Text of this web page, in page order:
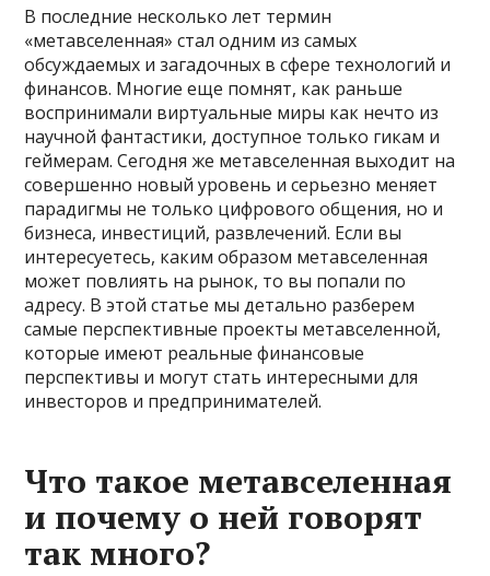
В последние несколько лет термин
«метавселенная» стал одним из самых
обсуждаемых и загадочных в сфере технологий и
финансов. Многие еще помнят, как раньше
воспринимали виртуальные миры как нечто из
научной фантастики, доступное только гикам и
геймерам. Сегодня же метавселенная выходит на
совершенно новый уровень и серьезно меняет
парадигмы не только цифрового общения, но и
бизнеса, инвестиций, развлечений. Если вы
интересуетесь, каким образом метавселенная
может повлиять на рынок, то вы попали по
адресу. В этой статье мы детально разберем
самые перспективные проекты метавселенной,
которые имеют реальные финансовые
перспективы и могут стать интересными для
инвесторов и предпринимателей.
Что такое метавселенная
и почему о ней говорят
так много?